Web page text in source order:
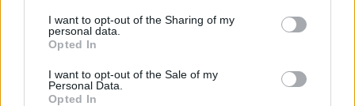
I want to opt-out of the Sharing of my
personal data.
Opted In
I want to opt-out of the Sale of my
Personal Data.
Opted In
Magyarország
Érkeznek az elektromos autók – jelentős
fejlesztések előtt állnak a Volkswagen...
e-cars.hu - 2018-01-27